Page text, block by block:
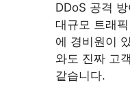
DDoS 공격
대규모 트래
에 경비원이
와도 진짜 고
같습니다.